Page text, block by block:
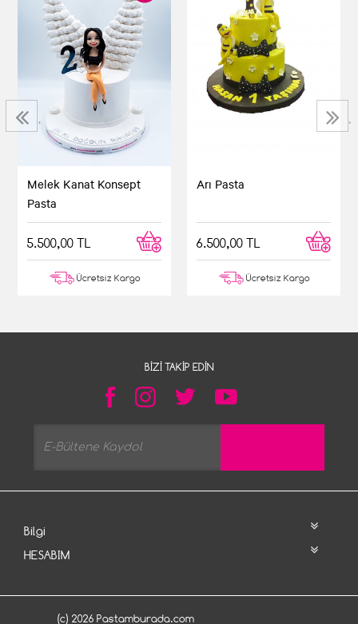
Melek Kanat Konsept
Pasta
5.500,00 TL
Ücretsiz Kargo
Arı Pasta
6.500,00 TL
Ücretsiz Kargo
‹ ›
BIZI TAKIP EDIN
Bilgi
HESABIM
(c) 2026 Pastamburada.com